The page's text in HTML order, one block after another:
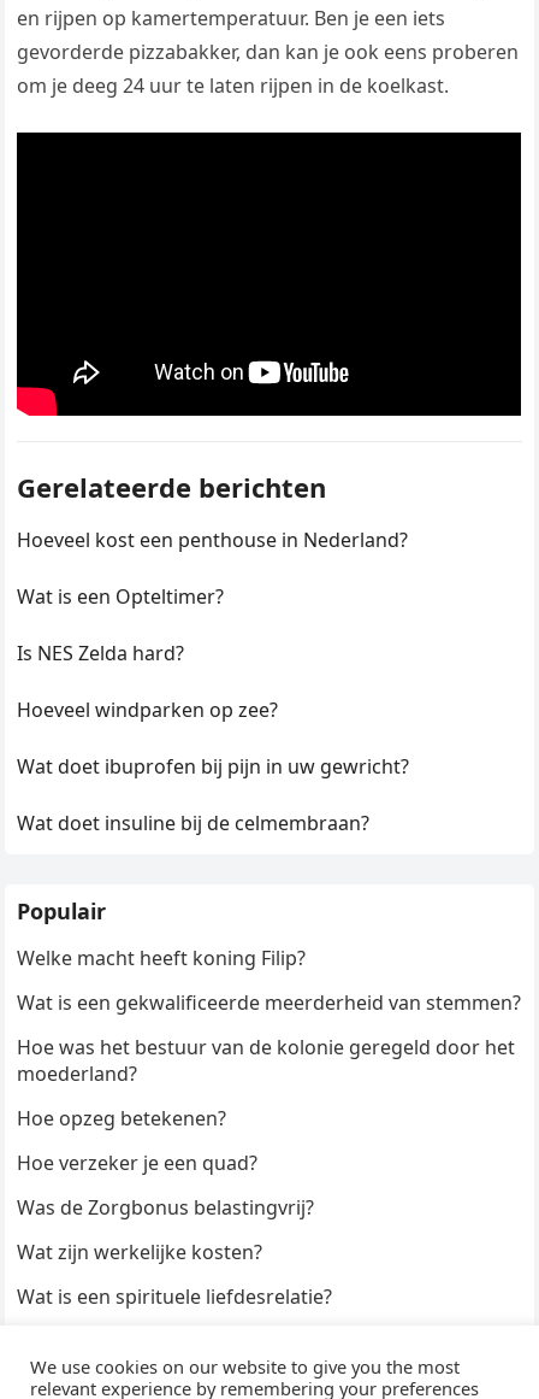
en rijpen op kamertemperatuur. Ben je een iets
gevorderde pizzabakker, dan kan je ook eens proberen
om je deeg 24 uur te laten rijpen in de koelkast.
Gerelateerde berichten
Hoeveel kost een penthouse in Nederland?
Wat is een Opteltimer?
Is NES Zelda hard?
Hoeveel windparken op zee?
Wat doet ibuprofen bij pijn in uw gewricht?
Wat doet insuline bij de celmembraan?
Populair
Welke macht heeft koning Filip?
Wat is een gekwalificeerde meerderheid van stemmen?
Hoe was het bestuur van de kolonie geregeld door het
moederland?
Hoe opzeg betekenen?
Hoe verzeker je een quad?
Was de Zorgbonus belastingvrij?
Wat zijn werkelijke kosten?
Wat is een spirituele liefdesrelatie?
Hoe duur zijn Keukendeurtjes?
We use cookies on our website to give you the most
relevant experience by remembering your preferences